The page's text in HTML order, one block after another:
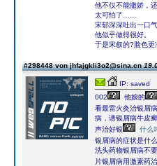
他不仅不能撒娇，
太可怕了……
宋郁深深吐出一口
他似乎做得很好。
于是宋叙的?脸色更
#298448 von jhfajgkli3o2@sina.cn
IP: saved
002
他娘的
看最雷火灸治银屑
病，请银屑病牛皮
声治好银
什么
银屑病的症状是什
洗头药物银屑病不
片银屑病用激素药